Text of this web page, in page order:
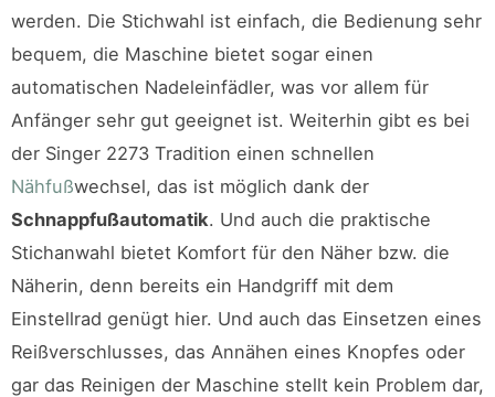
werden. Die Stichwahl ist einfach, die Bedienung sehr
bequem, die Maschine bietet sogar einen
automatischen Nadeleinfädler, was vor allem für
Anfänger sehr gut geeignet ist. Weiterhin gibt es bei
der Singer 2273 Tradition einen schnellen
Nähfußwechsel, das ist möglich dank der
Schnappfußautomatik. Und auch die praktische
Stichanwahl bietet Komfort für den Näher bzw. die
Näherin, denn bereits ein Handgriff mit dem
Einstellrad genügt hier. Und auch das Einsetzen eines
Reißverschlusses, das Annähen eines Knopfes oder
gar das Reinigen der Maschine stellt kein Problem dar,